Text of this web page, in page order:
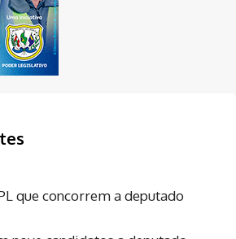
que concorrem a deputado